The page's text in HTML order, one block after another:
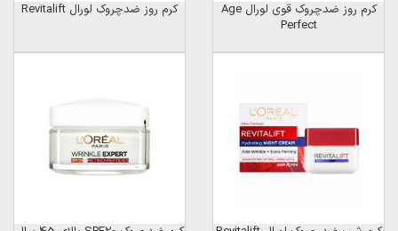
کرم روز ضدچروک قوی لورال Age
Perfect
کرم روز ضدچروک لورال Revitalift